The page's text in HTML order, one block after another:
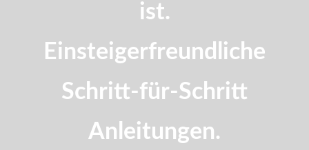
ist.
Einsteigerfreundliche
Schritt-für-Schritt
Anleitungen.